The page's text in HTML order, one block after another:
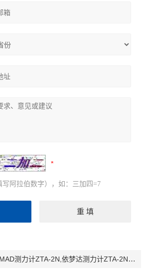
阿拉伯数字），如：三加四=7
测力计ZTA-2N,依梦达测力计ZTA-2N，ZTA-2N